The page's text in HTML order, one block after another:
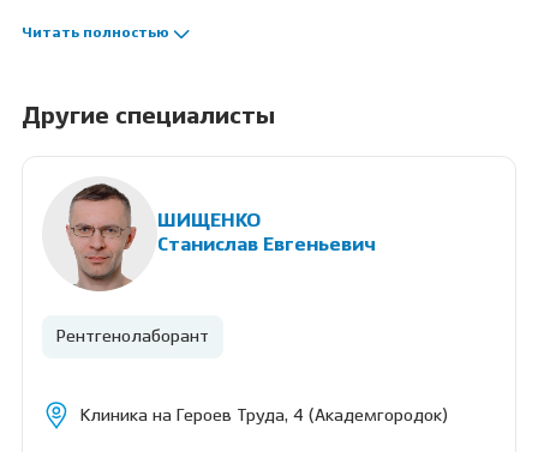
наркозом, лечение под седацией, анализ компьютерной
Читать полностью
Другие специалисты
ШИЩЕНКО
Станислав Евгеньевич
Рентгенолаборант
Клиника на Героев Труда, 4 (Академгородок)